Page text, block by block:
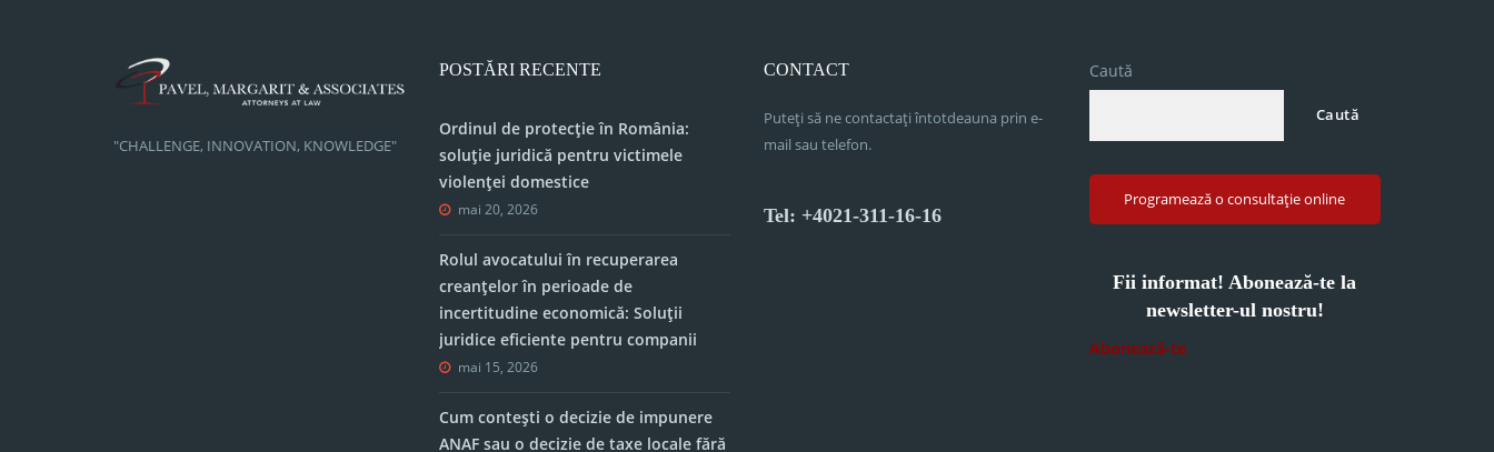
"CHALLENGE, INNOVATION, KNOWLEDGE"
POSTĂRI RECENTE
Ordinul de protecție în România:
soluție juridică pentru victimele
violenței domestice
mai 20, 2026
Rolul avocatului în recuperarea
creanțelor în perioade de
incertitudine economică: Soluții
juridice eficiente pentru companii
mai 15, 2026
Cum contești o decizie de impunere
ANAF sau o decizie de taxe locale fără
CONTACT
Puteți să ne contactați întotdeauna prin e-
mail sau telefon.
Tel: +4021-311-16-16
Caută
Caută
Programează o consultație online
Fii informat! Abonează-te la
newsletter-ul nostru!
Abonează-te